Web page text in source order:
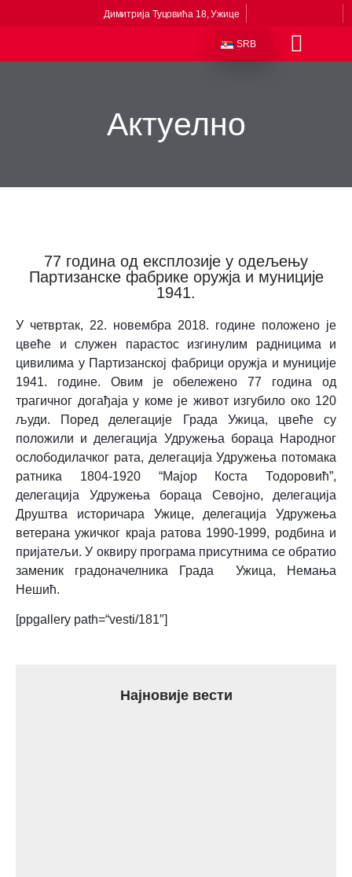
Димитрија Туцовића 18, Ужице
SRB
Актуелно
77 година од експлозије у одељењу
Партизанске фабрике оружја и муниције
1941.
У четвртак, 22. новембра 2018. године положено је
цвеће и служен парастос изгинулим радницима и
цивилима у Партизанској фабрици оружја и муниције
1941. године. Овим је обележено 77 година од
трагичног догађаја у коме је живот изгубило око 120
људи. Поред делегације Града Ужица, цвеће су
положили и делегација Удружења бораца Народног
ослободилачког рата, делегација Удружења потомака
ратника 1804-1920 “Mајор Коста Тодоровић”,
делегација Удружења бораца Севојно, делегација
Друштва историчара Ужице, делегација Удружења
ветерана ужичког краја ратова 1990-1999, родбина и
пријатељи. У оквиру програма присутнима се обратио
заменик градоначелника Града Ужица, Немања
Нешић.
[ppgallery path=“vesti/181″]
Најновије вести